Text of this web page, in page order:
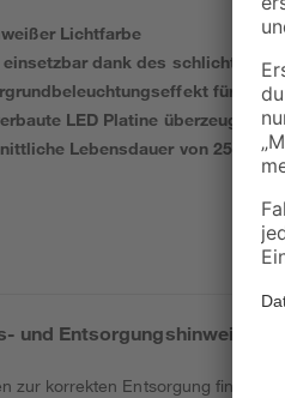
Lichtfarbe
dank des schlichten
für eine
LED Platine überzeugt mit
Lebensdauer von 25000
und Entsorgungshinweise
zur korrekten Entsorgung findest du